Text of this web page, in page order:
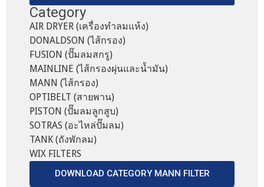
Category
AIR DRYER (เครื่องทำลมแห้ง)
DONALDSON (ไส้กรอง)
FUSION (ปั๊มลมสกรู)
MAINLINE (ไส้กรองผุ่นและน้ำมัน)
MANN (ไส้กรอง)
OPTIBELT (สายพาน)
PISTON (ปั๊มลมลูกสูบ)
SOTRAS (อะไหล่ปั๊มลม)
TANK (ถังพักลม)
WIX FILTERS
DOWNLOAD CATEGORY MANN FILTER